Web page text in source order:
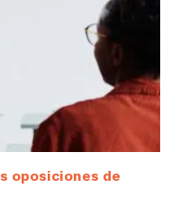
oposiciones de